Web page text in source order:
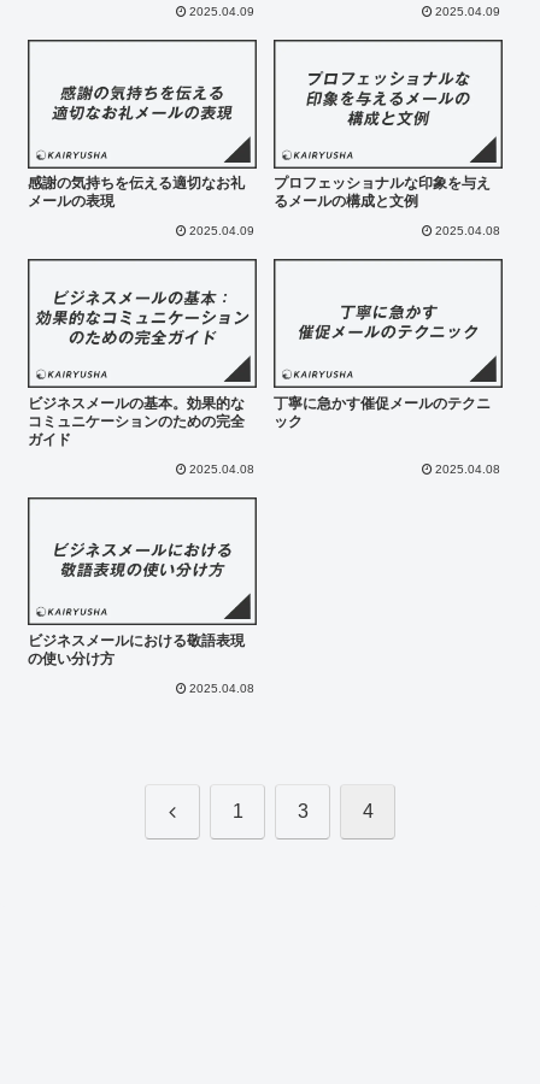
2025.04.09 2025.04.09
感謝の気持ちを伝える適切なお礼
メールの表現
2025.04.09
プロフェッショナルな印象を与え
るメールの構成と文例
2025.04.08
ビジネスメールの基本。効果的な
コミュニケーションのための完全
ガイド
2025.04.08
丁寧に急かす催促メールのテクニ
ック
2025.04.08
ビジネスメールにおける敬語表現
の使い分け方
2025.04.08
前 1 3 4